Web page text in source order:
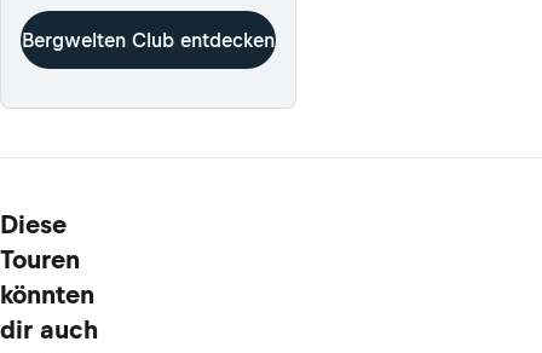
Bergwelten Club entdecken
Diese
Touren
könnten
dir auch